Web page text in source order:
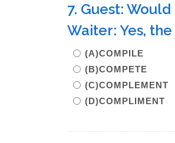
7. Guest:
Waiter: Yes,
(A)COMPILE
(B)COMPETE
(C)COMPLEMENT
(D)COMPLIMENT